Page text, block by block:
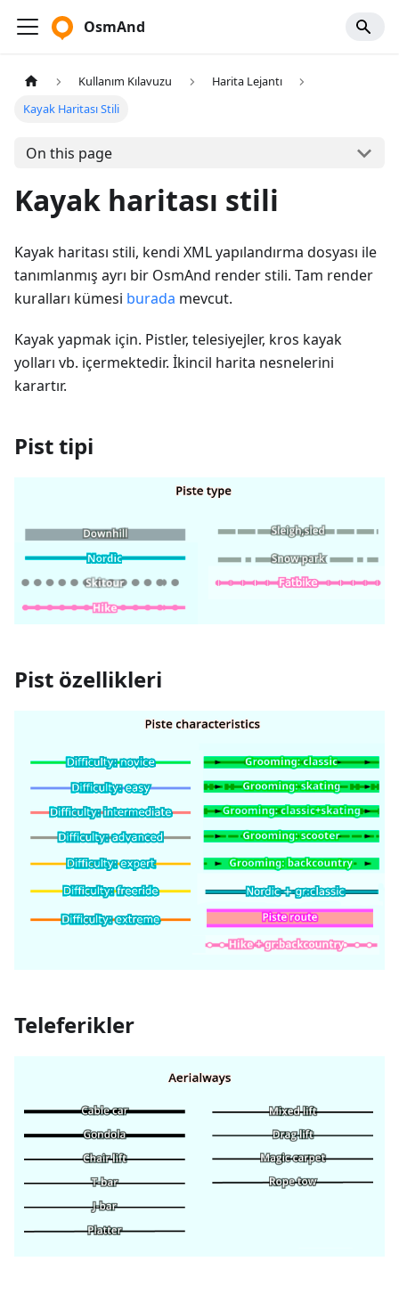
OsmAnd
Kullanım Kılavuzu
Harita Lejantı
Kayak Haritası Stili
On this page
Kayak haritası stili
Kayak haritası stili, kendi XML yapılandırma dosyası ile
tanımlanmış ayrı bir OsmAnd render stili. Tam render
kuralları kümesi burada mevcut.
Kayak yapmak için. Pistler, telesiyejler, kros kayak
yolları vb. içermektedir. İkincil harita nesnelerini
karartır.
Pist tipi
Pist özellikleri
Teleferikler